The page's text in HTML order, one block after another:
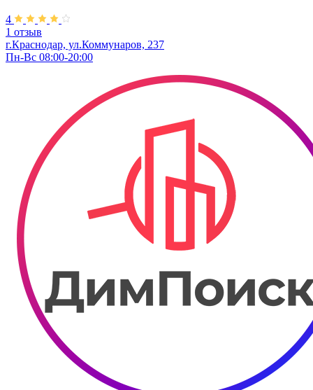
4
1 отзыв
г.Краснодар, ул.Коммунаров, 237
Пн-Вс 08:00-20:00